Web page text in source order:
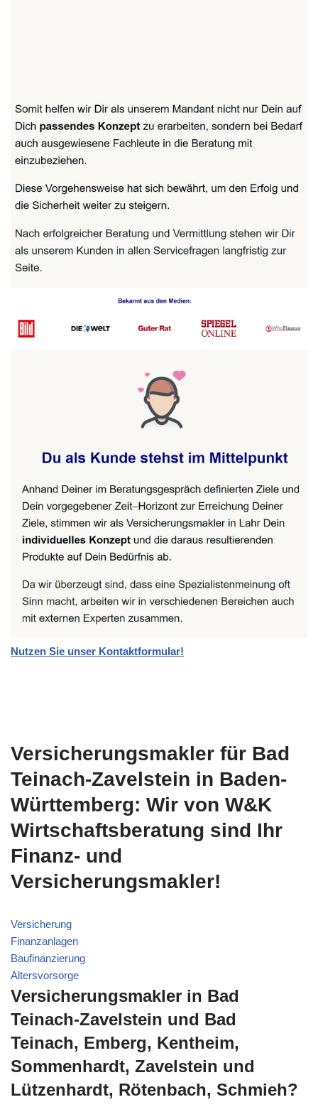
Nutzen Sie unser Kontaktformular!
Versicherungsmakler für Bad
Teinach-Zavelstein in Baden-
Württemberg: Wir von W&K
Wirtschaftsberatung sind Ihr
Finanz- und
Versicherungsmakler!
Versicherung
Finanzanlagen
Baufinanzierung
Altersvorsorge
Versicherungsmakler in Bad
Teinach-Zavelstein und Bad
Teinach, Emberg, Kentheim,
Sommenhardt, Zavelstein und
Lützenhardt, Rötenbach, Schmieh?